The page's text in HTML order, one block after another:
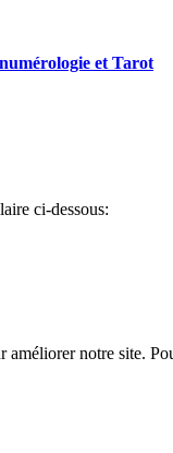
et Tarot
ci-dessous:
notre site.